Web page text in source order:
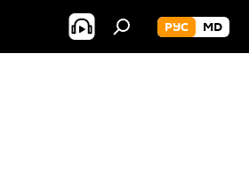
РУС MD